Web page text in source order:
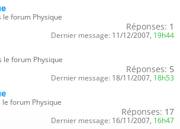
le forum Physique
Réponses: 1
Dernier message: 11/12/2007, 19h44
le forum Physique
Réponses: 5
Dernier message: 18/11/2007, 18h53
forum Physique
Réponses: 17
Dernier message: 16/11/2007, 16h47